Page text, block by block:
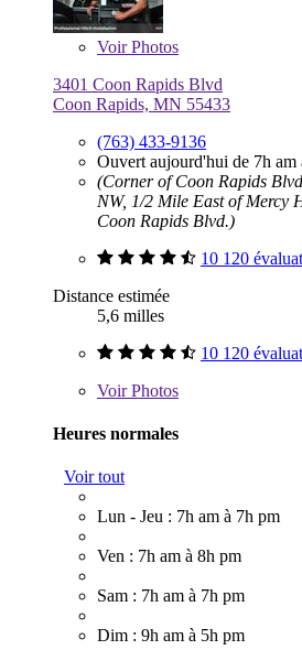
VoirPhotos
3401 Coon Rapids Blvd
Coon Rapids, MN 55433
(763) 433-9136
Ouvert aujourd'hui de 7h am
(Corner of Coon Rapids
NW, 1/2 Mile East of Mercy
Coon Rapids Blvd.)
10 120
Distance estimée
5,6 milles
10 120
VoirPhotos
Heures normales
Voir tout
Lun - Jeu : 7h am à 7h pm
Ven : 7h am à 8h pm
Sam : 7h am à 7h pm
Dim : 9h am à 5h pm